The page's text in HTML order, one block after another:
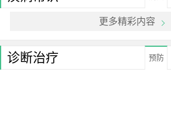
更多精彩内容
诊断治疗 预防